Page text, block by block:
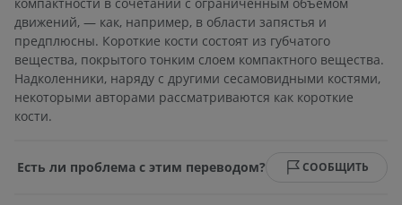
движений, — как, например, в области запястья и
предплюсны. Короткие кости состоят из губчатого
вещества, покрытого тонким слоем компактного вещества.
Надколенники, наряду с другими сесамовидными костями,
некоторыми авторами рассматриваются как короткие
кости.
Есть ли проблема с этим переводом? СООБЩИТЬ